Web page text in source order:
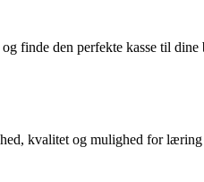
og finde den perfekte kasse til dine
kvalitet og mulighed for